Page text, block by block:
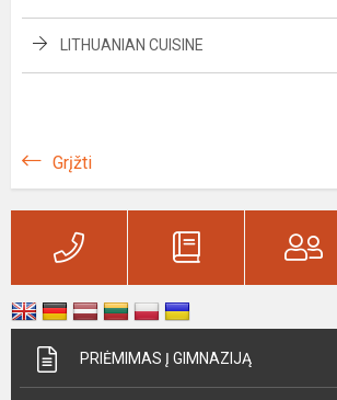
LITHUANIAN CUISINE
Grįžti
PRIĖMIMAS Į GIMNAZIJĄ